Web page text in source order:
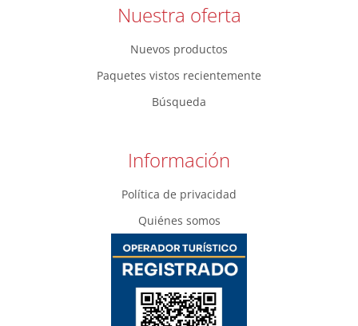
Nuestra oferta
Nuevos productos
Paquetes vistos recientemente
Búsqueda
Información
Política de privacidad
Quiénes somos